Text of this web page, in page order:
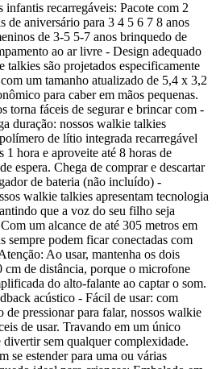
recarregáveis: Pacote com 2
de aniversário para 3 4 5 6 7 8 anos
de 3-5 5-7 anos brinquedo de
ao ar livre - Design adequado
talkies são projetados especificamente
um tamanho atualizado de 5,4 x 3,2
para caber em mãos pequenas.
torna fáceis de segurar e brincar com -
duração: nossos walkie talkies
de lítio integrada recarregável
1 hora e aproveite até 8 horas de
espera. Chega de comprar e descartar
de bateria (não incluído) -
walkie talkies apresentam tecnologia
que a voz do seu filho seja
um alcance de até 305 metros em
sempre podem ficar conectadas com
Ao usar, mantenha os dois
de distância, porque o microfone
do alto-falante ao captar o som.
acústico - Fácil de usar: com
de pressionar para falar, nossos walkie
de usar. Travando em um único
divertir sem qualquer complexidade.
se estender para uma ou várias